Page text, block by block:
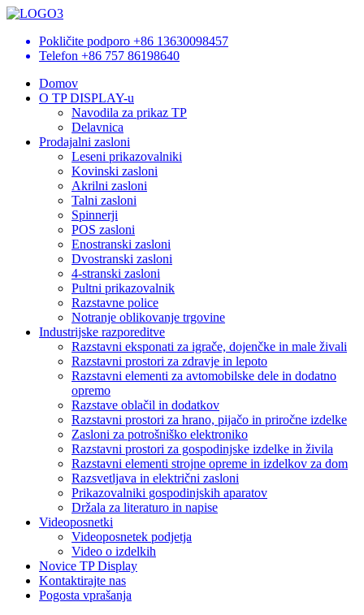
Pokličite podporo +86 13630098457
Telefon +86 757 86198640
Domov
O TP DISPLAY-u
Navodila za prikaz TP
Delavnica
Prodajalni zasloni
Leseni prikazovalniki
Kovinski zasloni
Akrilni zasloni
Talni zasloni
Spinnerji
POS zasloni
Enostranski zasloni
Dvostranski zasloni
4-stranski zasloni
Pultni prikazovalnik
Razstavne police
Notranje oblikovanje trgovine
Industrijske razporeditve
Razstavni eksponati za igrače, dojenčke in male živali
Razstavni prostori za zdravje in lepoto
Razstavni elementi za avtomobilske dele in dodatno
opremo
Razstave oblačil in dodatkov
Razstavni prostori za hrano, pijačo in priročne izdelke
Zasloni za potrošniško elektroniko
Razstavni prostori za gospodinjske izdelke in živila
Razstavni elementi strojne opreme in izdelkov za dom
Razsvetljava in električni zasloni
Prikazovalniki gospodinjskih aparatov
Držala za literaturo in napise
Videoposnetki
Videoposnetek podjetja
Video o izdelkih
Novice TP Display
Kontaktirajte nas
Pogosta vprašanja